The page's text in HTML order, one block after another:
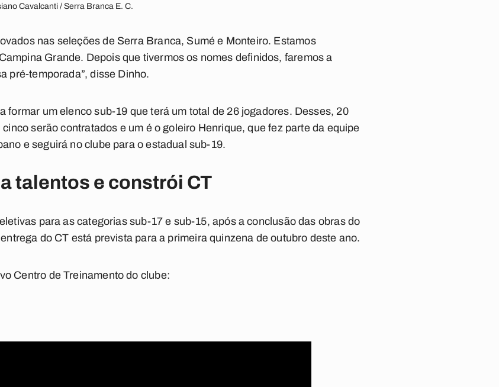
Cavalcanti / Serra Branca E. C.
nas seleções de Serra Branca, Sumé e Monteiro. Estamos
Grande. Depois que tivermos os nomes definidos, faremos a
pré-temporada”, disse Dinho.
formar um elenco sub-19 que terá um total de 26 jogadores. Desses, 20
serão contratados e um é o goleiro Henrique, que fez parte da equipe
e seguirá no clube para o estadual sub-19.
talentos e constrói CT
para as categorias sub-17 e sub-15, após a conclusão das obras do
do CT está prevista para a primeira quinzena de outubro deste ano.
Centro de Treinamento do clube: